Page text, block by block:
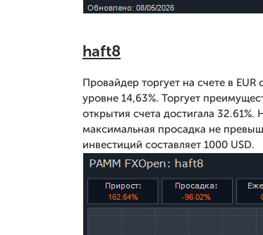
haft8
Провайдер торгует на счете в
уровне 14,63%. Торгует
открытия счета достигала 32.61%.
максимальная просадка не
инвестиций составляет 1000 USD.